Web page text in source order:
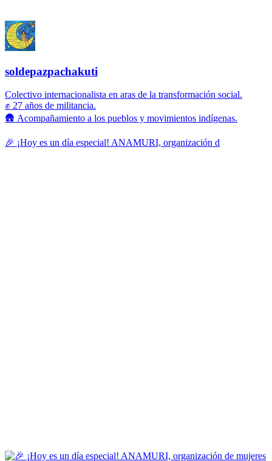
soldepazpachakuti
Colectivo internacionalista en aras de la transformación social.
✊ 27 años de militancia.
🛖 Acompañamiento a los pueblos y movimientos indígenas.
🎉 ¡Hoy es un día especial! ANAMURI, organización d